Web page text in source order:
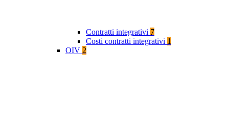
Contratti integrativi 7
Costi contratti integrativi 1
OIV 2